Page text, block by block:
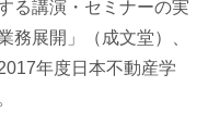
る講演・セミナーの実
務展開」（成文堂）、
年度日本不動産学